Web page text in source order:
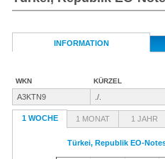
INFORMATION
WKN KÜRZEL
A3KTN9 ./.
1 WOCHE 1 MONAT 1 JAHR
Türkei, Republik EO-